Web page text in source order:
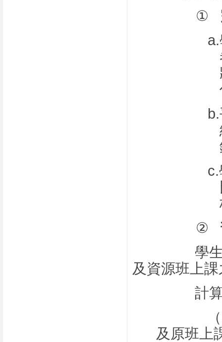
①
a.
b.
c.
②
學
及資源班上
計
及原班上